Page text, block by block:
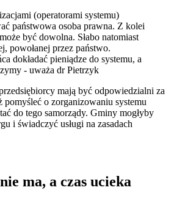
(operatorami systemu)
państwowa osoba prawna. Z kolei
być dowolna. Słabo natomiast
powołanej przez państwo.
dokładać pieniądze do systemu, a
- uważa dr Pietrzyk
mają być odpowiedzialni za
o zorganizowaniu systemu
do tego samorządy. Gminy mogłyby
i świadczyć usługi na zasadach
ma, a czas ucieka